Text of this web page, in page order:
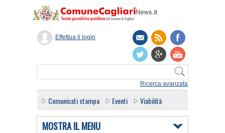
Ricerca avanzata
Effettua il login
Comunicati stampa Eventi Viabilità
MOSTRA IL MENU